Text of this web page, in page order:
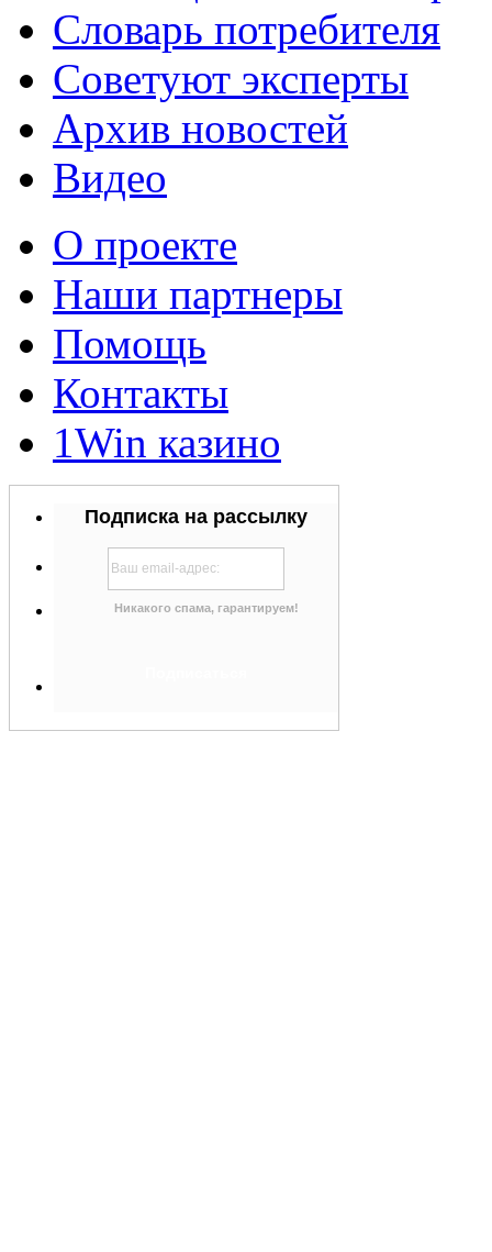
Словарь потребителя
Советуют эксперты
Архив новостей
Видео
О проекте
Наши партнеры
Помощь
Контакты
1Win казино
Подписка на рассылку
Никакого спама, гарантируем!